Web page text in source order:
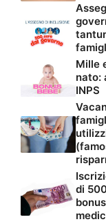
Mille
nato:
INPS
di